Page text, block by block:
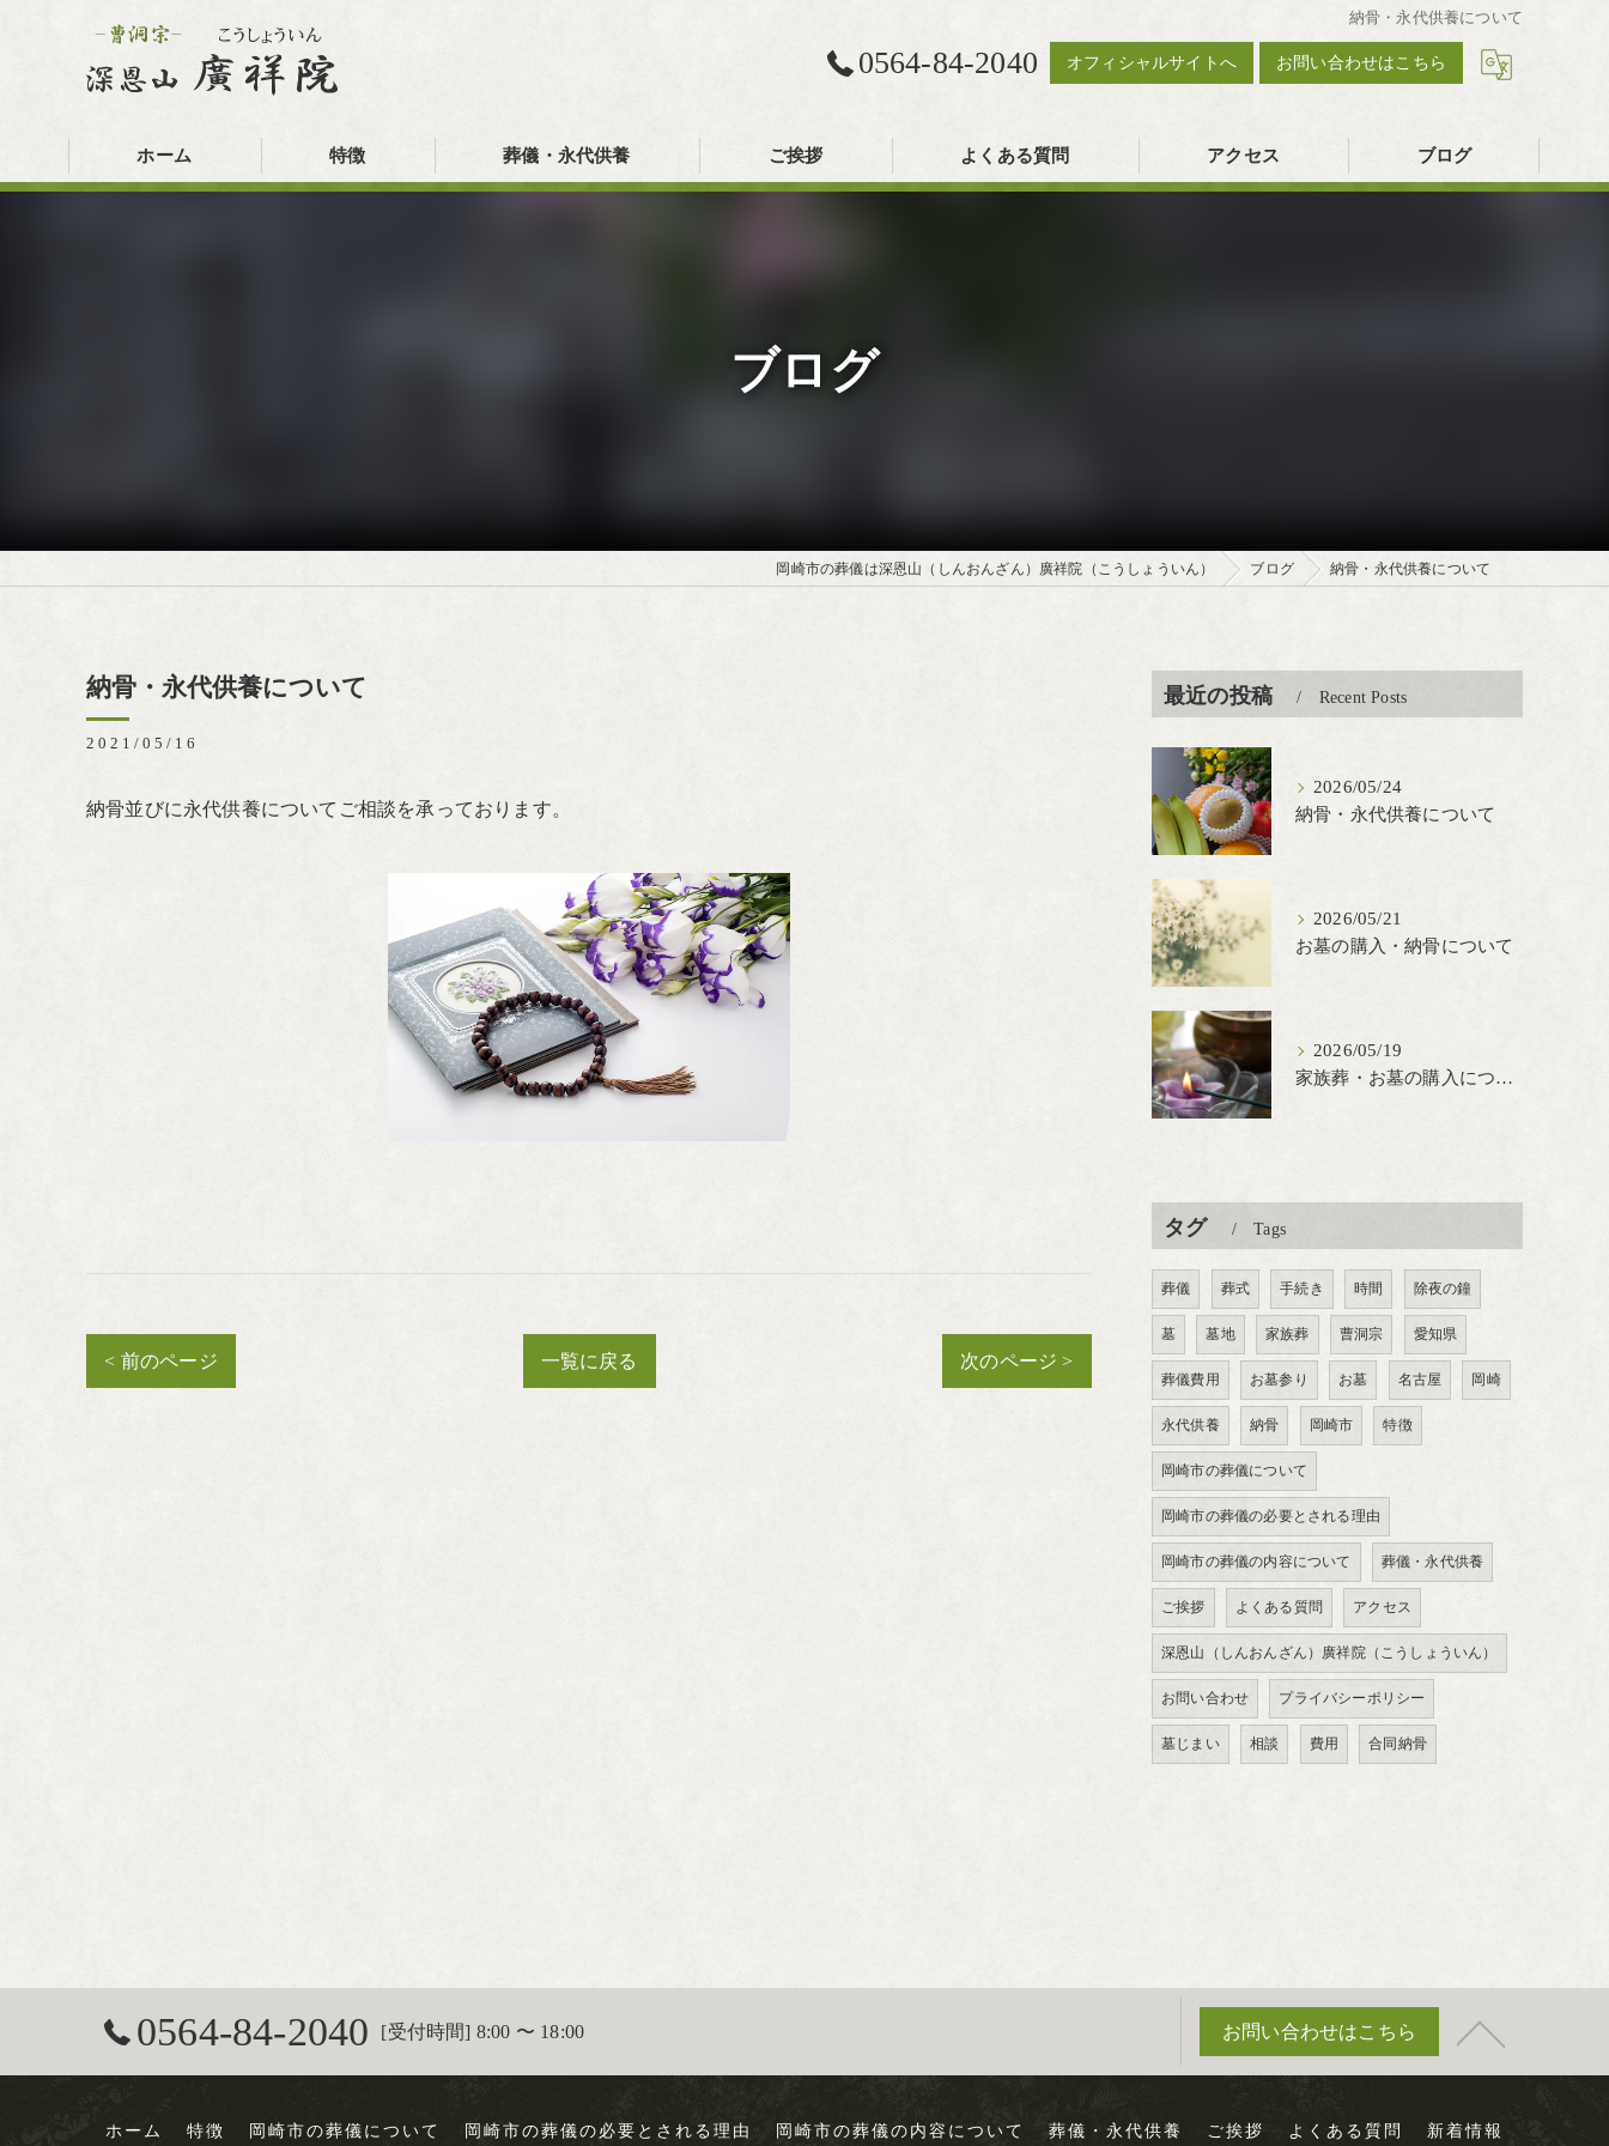
納骨・永代供養について
0564-84-2040 オフィシャルサイトへ お問い合わせはこちら
ホーム 特徴 葬儀・永代供養 ご挨拶 よくある質問 アクセス ブログ
ブログ
岡崎市の葬儀は深恩山（しんおんざん）廣祥院（こうしょういん） ブログ 納骨・永代供養について
納骨・永代供養について
2021/05/16
納骨並びに永代供養についてご相談を承っております。
< 前のページ 一覧に戻る 次のページ >
最近の投稿 Recent Posts
2026/05/24
納骨・永代供養について
2026/05/21
お墓の購入・納骨について
2026/05/19
家族葬・お墓の購入について
タグ Tags
葬儀 葬式 手続き 時間 除夜の鐘
墓 墓地 家族葬 曹洞宗 愛知県
葬儀費用 お墓参り お墓 名古屋 岡崎
永代供養 納骨 岡崎市 特徴
岡崎市の葬儀について
岡崎市の葬儀の必要とされる理由
岡崎市の葬儀の内容について 葬儀・永代供養
ご挨拶 よくある質問 アクセス
深恩山（しんおんざん）廣祥院（こうしょういん）
お問い合わせ プライバシーポリシー
墓じまい 相談 費用 合同納骨
0564-84-2040 [受付時間] 8:00 〜 18:00 お問い合わせはこちら
ホーム 特徴 岡崎市の葬儀について 岡崎市の葬儀の必要とされる理由 岡崎市の葬儀の内容について 葬儀・永代供養 ご挨拶 よくある質問 新着情報